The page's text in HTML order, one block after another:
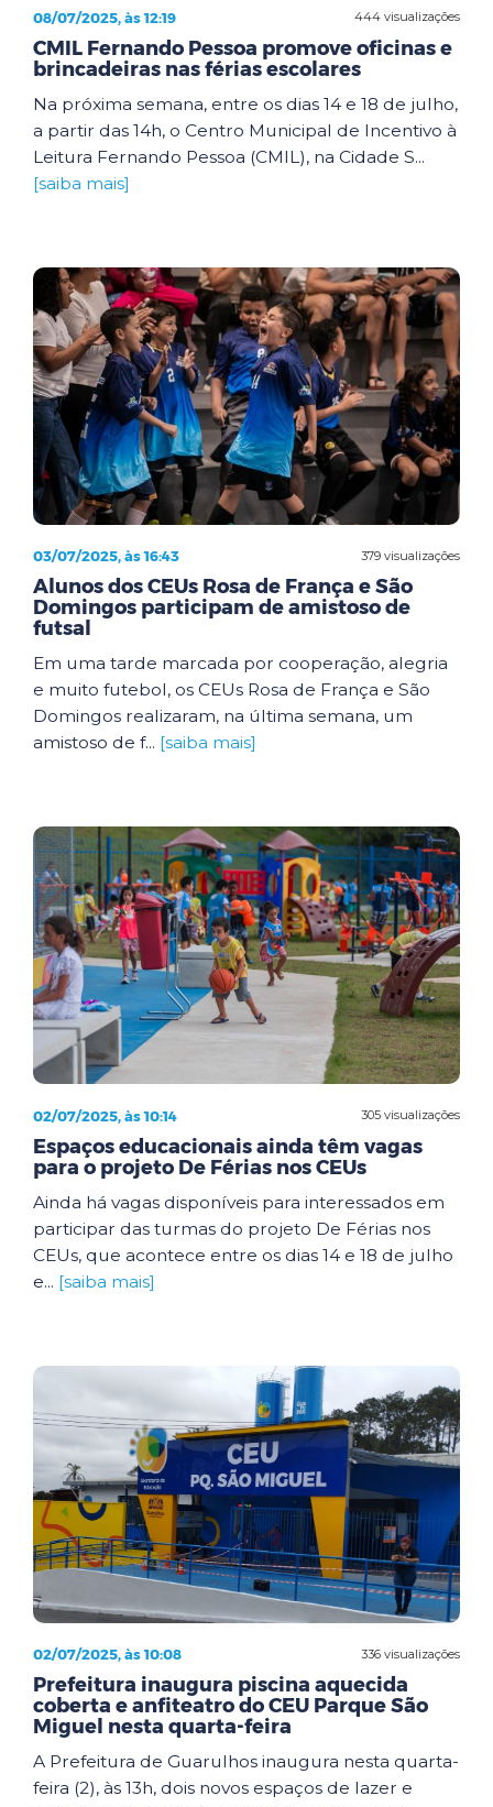
444 visualizações
08/07/2025, às 12:19
CMIL Fernando Pessoa promove oficinas e
brincadeiras nas férias escolares
Na próxima semana, entre os dias 14 e 18 de julho,
a partir das 14h, o Centro Municipal de Incentivo à
Leitura Fernando Pessoa (CMIL), na Cidade S...
[saiba mais]
379 visualizações
03/07/2025, às 16:43
Alunos dos CEUs Rosa de França e São
Domingos participam de amistoso de
futsal
Em uma tarde marcada por cooperação, alegria
e muito futebol, os CEUs Rosa de França e São
Domingos realizaram, na última semana, um
amistoso de f... [saiba mais]
305 visualizações
02/07/2025, às 10:14
Espaços educacionais ainda têm vagas
para o projeto De Férias nos CEUs
Ainda há vagas disponíveis para interessados em
participar das turmas do projeto De Férias nos
CEUs, que acontece entre os dias 14 e 18 de julho
e... [saiba mais]
336 visualizações
02/07/2025, às 10:08
Prefeitura inaugura piscina aquecida
coberta e anfiteatro do CEU Parque São
Miguel nesta quarta-feira
A Prefeitura de Guarulhos inaugura nesta quarta-
feira (2), às 13h, dois novos espaços de lazer e